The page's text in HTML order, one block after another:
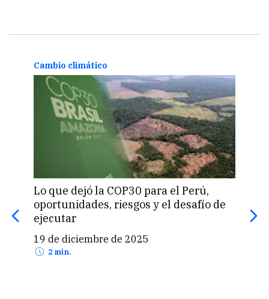
Cambio climático
Lo que dejó la COP30 para el Perú,
oportunidades, riesgos y el desafío de
ejecutar
19 de diciembre de 2025
2 min.